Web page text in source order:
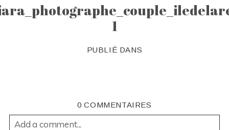
1
PUBLIÉ DANS
0 COMMENTAIRES
Add a comment...